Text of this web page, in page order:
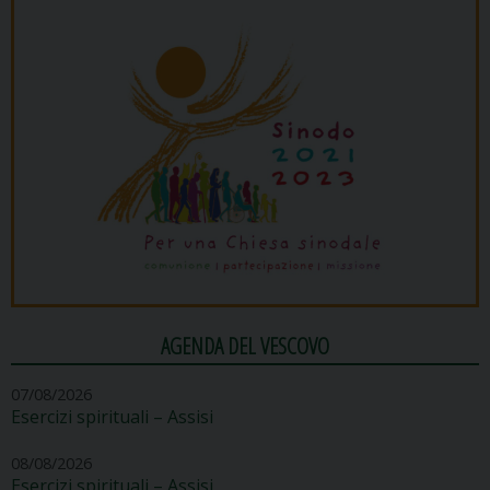
AGENDA DEL VESCOVO
07/08/2026
Esercizi spirituali – Assisi
08/08/2026
Esercizi spirituali – Assisi